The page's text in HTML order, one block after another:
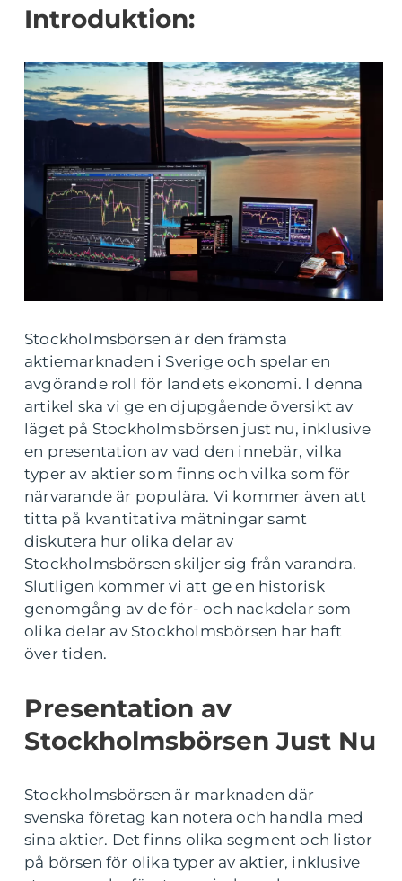
Introduktion:
Stockholmsbörsen är den främsta
aktiemarknaden i Sverige och spelar en
avgörande roll för landets ekonomi. I denna
artikel ska vi ge en djupgående översikt av
läget på Stockholmsbörsen just nu, inklusive
en presentation av vad den innebär, vilka
typer av aktier som finns och vilka som för
närvarande är populära. Vi kommer även att
titta på kvantitativa mätningar samt
diskutera hur olika delar av
Stockholmsbörsen skiljer sig från varandra.
Slutligen kommer vi att ge en historisk
genomgång av de för- och nackdelar som
olika delar av Stockholmsbörsen har haft
över tiden.
Presentation av
Stockholmsbörsen Just Nu
Stockholmsbörsen är marknaden där
svenska företag kan notera och handla med
sina aktier. Det finns olika segment och listor
på börsen för olika typer av aktier, inklusive